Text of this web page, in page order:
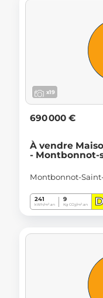
x19
690 000 €
À vendre
- Montbonnot-
Montbonnot-
241
kWh/m².an
9
Kg CO2/m².an